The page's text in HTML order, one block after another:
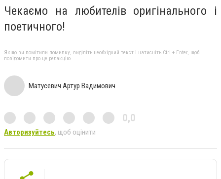
Чекаємо на любителів оригінального і
поетичного!
Якщо ви помітили помилку, виділіть необхідний текст і натисніть Ctrl + Enter, щоб
повідомити про це редакцію
Матусевич Артур Вадимович
0,0
Авторизуйтесь, щоб оцінити